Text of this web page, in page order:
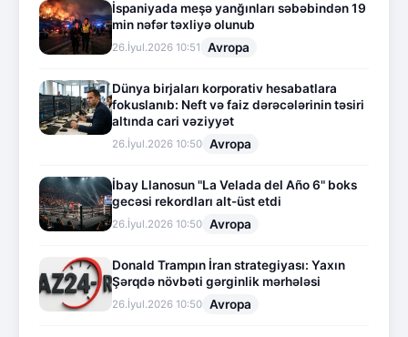
İspaniyada meşə yanğınları səbəbindən 19
min nəfər təxliyə olunub
26.İyul.2026 10:51 Avropa
Dünya birjaları korporativ hesabatlara
fokuslanıb: Neft və faiz dərəcələrinin təsiri
altında cari vəziyyət
26.İyul.2026 10:50 Avropa
İbay Llanosun "La Velada del Año 6" boks
gecəsi rekordları alt-üst etdi
26.İyul.2026 10:50 Avropa
Donald Trampın İran strategiyası: Yaxın
Şərqdə növbəti gərginlik mərhələsi
26.İyul.2026 10:50 Avropa